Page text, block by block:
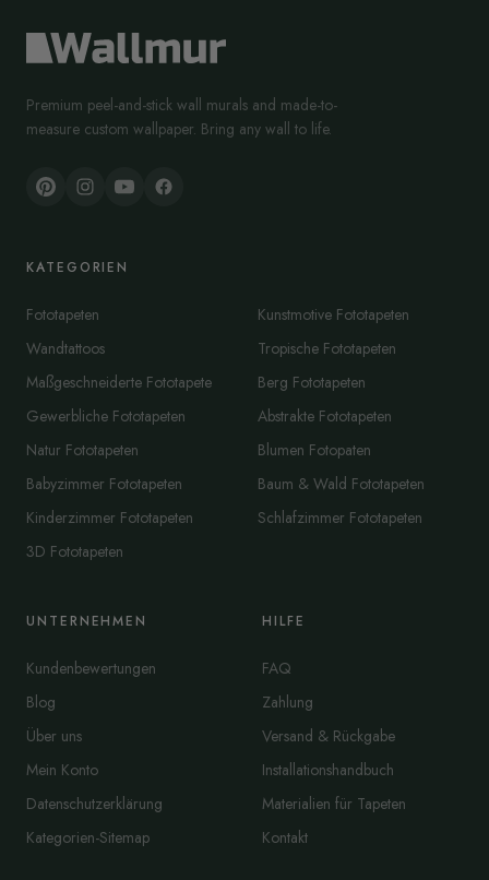
Premium peel-and-stick wall murals and made-to-
measure custom wallpaper. Bring any wall to life.
KATEGORIEN
Fototapeten
Wandtattoos
Maßgeschneiderte Fototapete
Gewerbliche Fototapeten
Natur Fototapeten
Babyzimmer Fototapeten
Kinderzimmer Fototapeten
3D Fototapeten
Kunstmotive Fototapeten
Tropische Fototapeten
Berg Fototapeten
Abstrakte Fototapeten
Blumen Fotopaten
Baum & Wald Fototapeten
Schlafzimmer Fototapeten
UNTERNEHMEN
Kundenbewertungen
Blog
Über uns
Mein Konto
Datenschutzerklärung
Kategorien-Sitemap
HILFE
FAQ
Zahlung
Versand & Rückgabe
Installationshandbuch
Materialien für Tapeten
Kontakt